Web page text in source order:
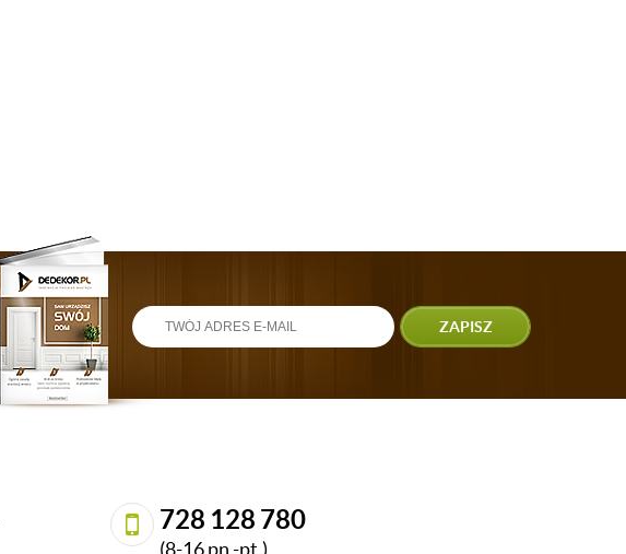
ZAPISZ
728 128 780
(8-16 pn.-pt.)